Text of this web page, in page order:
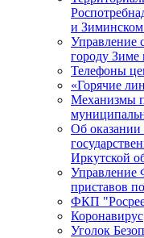
и
Управление
городу
Телефоны
«Горячие
Механизмы
Об оказании
Иркутской
Управление
приставов
ФКП
Коронавирус
Уголок